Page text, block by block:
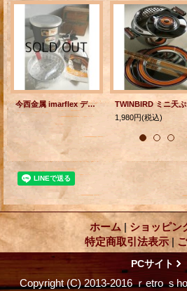
今西金属 imarflex ディ―プ フライヤー
1,980円(税込)
ホーム | ショッピン
特定商取引法表示 |
PCサイト
Copyright (C) 2013-2016 ｒetro ｓ